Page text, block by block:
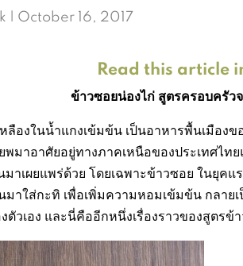
| October 16, 2017
Read this article
ข้าวซอยน่องไก่ สูตรครอบครัว
ลืองในน้ำแกงเข้มข้น เป็นอาหารพื้นเมือง
มาอาศัยอยู่ทางภาคเหนือของประเทศไท
าเผยแพร่ด้วย โดยเฉพาะข้าวซอย ในยุค
มาใส่กะทิ เพื่อเพิ่มความหอมเข้มข้น กลา
ตัวเอง และนี่คืออีกหนึ่งเรื่องราวของสูตร